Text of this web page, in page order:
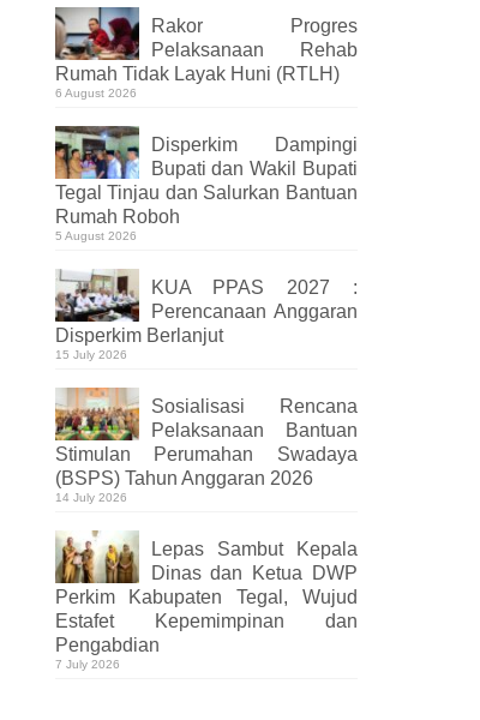
Rakor Progres
Pelaksanaan Rehab
Rumah Tidak Layak Huni (RTLH)
6 August 2026
Disperkim Dampingi
Bupati dan Wakil Bupati
Tegal Tinjau dan Salurkan Bantuan
Rumah Roboh
5 August 2026
KUA PPAS 2027 :
Perencanaan Anggaran
Disperkim Berlanjut
15 July 2026
Sosialisasi Rencana
Pelaksanaan Bantuan
Stimulan Perumahan Swadaya
(BSPS) Tahun Anggaran 2026
14 July 2026
Lepas Sambut Kepala
Dinas dan Ketua DWP
Perkim Kabupaten Tegal, Wujud
Estafet Kepemimpinan dan
Pengabdian
7 July 2026